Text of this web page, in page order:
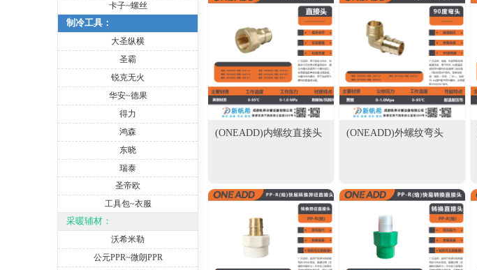
(ONEADD)内螺纹直接头 (ONEADD)外螺纹弯头
卡子~螺丝
制冷工具：
大圣纵横
圣霸
锐克无火
华安~德果
得力
鸿森
东晓
瑞泰
圣帝欧
工具包~衣服
采暖辅材：
沃希米勒
公元PPR~微朗PPR